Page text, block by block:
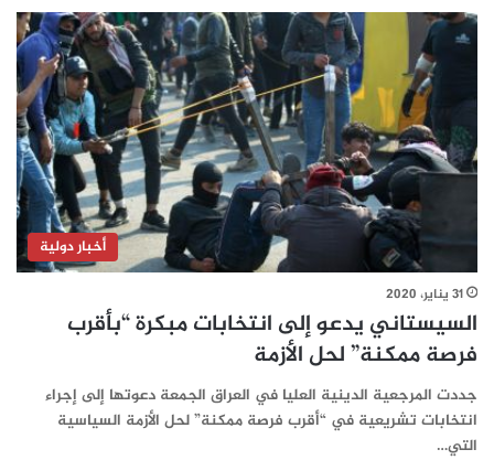
أخبار دولية
31 يناير، 2020
السيستاني يدعو إلى انتخابات مبكرة “بأقرب
فرصة ممكنة” لحل الأزمة
جددت المرجعية الدينية العليا في العراق الجمعة دعوتها إلى إجراء
انتخابات تشريعية في “أقرب فرصة ممكنة” لحل الأزمة السياسية
التي…